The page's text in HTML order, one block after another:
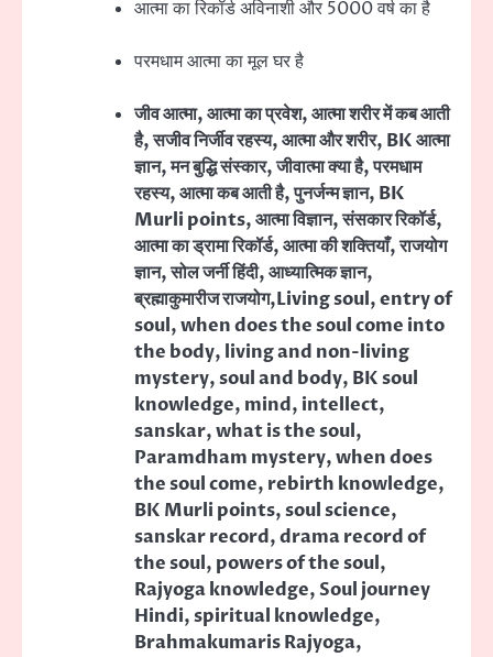
आत्मा का रिकॉर्ड अविनाशी और 5000 वर्ष का है
परमधाम आत्मा का मूल घर है
जीव आत्मा, आत्मा का प्रवेश, आत्मा शरीर में कब आती
है, सजीव निर्जीव रहस्य, आत्मा और शरीर, BK आत्मा
ज्ञान, मन बुद्धि संस्कार, जीवात्मा क्या है, परमधाम
रहस्य, आत्मा कब आती है, पुनर्जन्म ज्ञान, BK
Murli points, आत्मा विज्ञान, संसकार रिकॉर्ड,
आत्मा का ड्रामा रिकॉर्ड, आत्मा की शक्तियाँ, राजयोग
ज्ञान, सोल जर्नी हिंदी, आध्यात्मिक ज्ञान,
ब्रह्माकुमारीज राजयोग,Living soul, entry of
soul, when does the soul come into
the body, living and non-living
mystery, soul and body, BK soul
knowledge, mind, intellect,
sanskar, what is the soul,
Paramdham mystery, when does
the soul come, rebirth knowledge,
BK Murli points, soul science,
sanskar record, drama record of
the soul, powers of the soul,
Rajyoga knowledge, Soul journey
Hindi, spiritual knowledge,
Brahmakumaris Rajyoga,